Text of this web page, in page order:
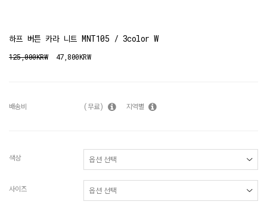
하프 버튼 카라 니트 MNT105 / 3color W
125,000KRW 47,800KRW
배송비 (무료) 지역별
색상
사이즈